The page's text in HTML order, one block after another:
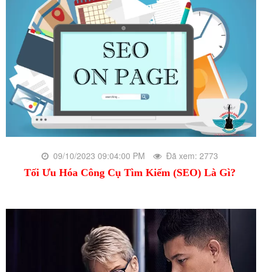
09/10/2023 09:04:00 PM Đã xem: 2773
Tối Ưu Hóa Công Cụ Tìm Kiếm (SEO) Là Gì?